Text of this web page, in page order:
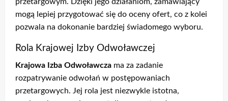
przetargowym. Dzięki jego działaniom, zamawiający
mogą lepiej przygotować się do oceny ofert, co z kolei
pozwala na dokonanie bardziej świadomego wyboru.
Rola Krajowej Izby Odwoławczej
Krajowa Izba Odwoławcza ma za zadanie
rozpatrywanie odwołań w postępowaniach
przetargowych. Jej rola jest niezwykle istotna,